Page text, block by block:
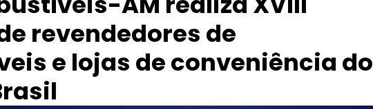
revendedores de
e lojas de conveniência do